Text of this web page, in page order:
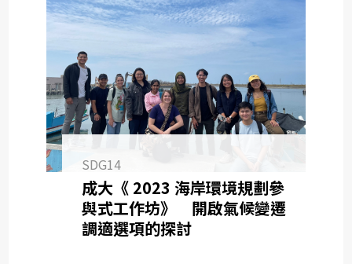
SDG14
成大《 2023 海岸環境規劃參
與式工作坊》 開啟氣候變遷
調適選項的探討